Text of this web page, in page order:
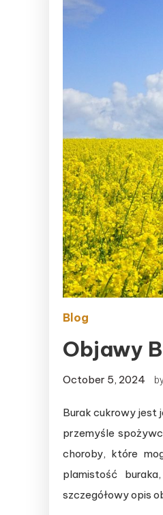
Blog
Objawy
October 5, 2024
Burak cukrowy jest
przemyśle
choroby, które
plamistość
szczegółowy opis